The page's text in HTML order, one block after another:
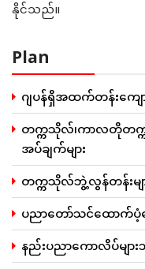
နိုင်သည်။
Plan
ဂျပန်ရှိအထက်တန်းကျေ
တက္ကသိုလ်၊ကာလတိုတက္က
အပ်ချက်များ
တက္ကသိုလ်ဘွဲ့လွန်တန်းမျာ
ပညာတော်သင်ထောက်
နည်းပညာကောလိပ်မျာ